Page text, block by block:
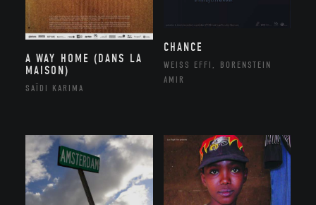
A WAY HOME (DANS LA
MAISON)
SAÏDI KARIMA
CHANCE
WEISS EFFI, BORENSTEIN
AMIR